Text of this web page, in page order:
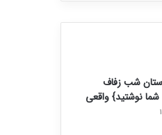
شب زفاف
نوشتید} واقعی